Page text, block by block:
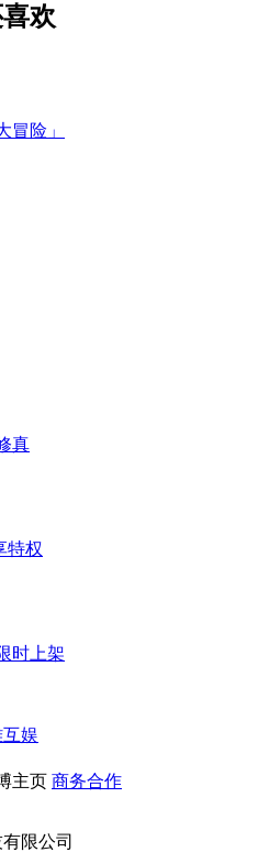
欢
冒险」
真
特权
时上架
娱
主页 商务合作
限公司